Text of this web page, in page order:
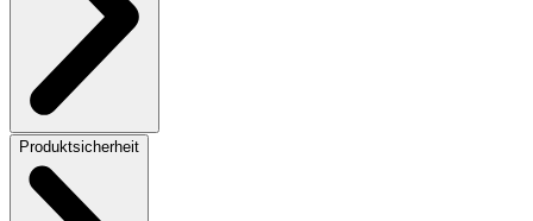
Produktsicherheit